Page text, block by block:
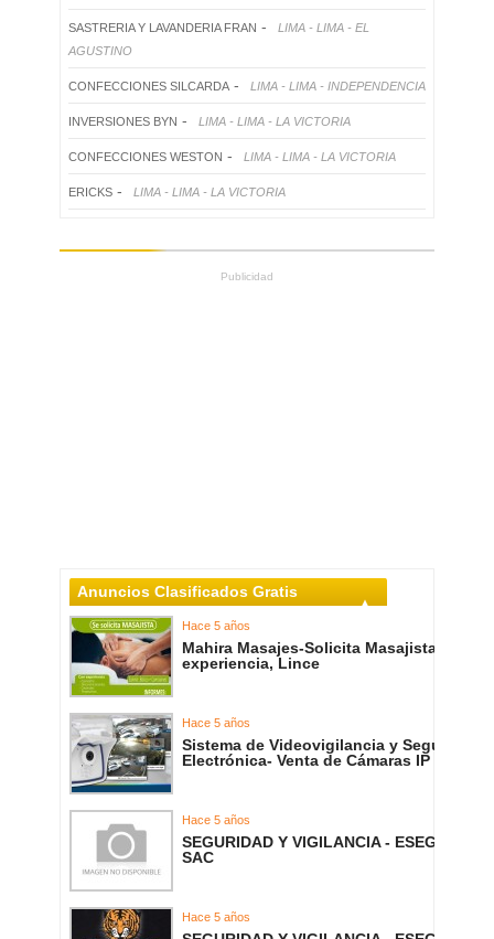
SASTRERIA Y LAVANDERIA FRAN -
LIMA - LIMA - EL
AGUSTINO
CONFECCIONES SILCARDA - LIMA - LIMA - INDEPENDENCIA
INVERSIONES BYN - LIMA - LIMA - LA VICTORIA
CONFECCIONES WESTON - LIMA - LIMA - LA VICTORIA
ERICKS - LIMA - LIMA - LA VICTORIA
Publicidad
Anuncios Clasificados Gratis
Hace 5 años
Mahira Masajes-Solicita Masajista con
experiencia, Lince
Hace 5 años
Sistema de Videovigilancia y Seguridad
Electrónica- Venta de Cámaras IP
Hace 5 años
SEGURIDAD Y VIGILANCIA - ESEGEM
SAC
Hace 5 años